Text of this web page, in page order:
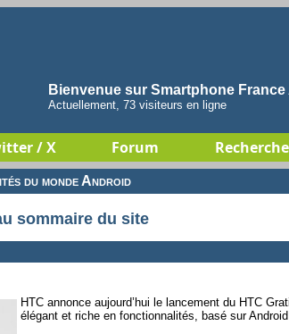
Bienvenue sur Smartphone
Actuellement, 73 visiteurs en ligne
/ X Forum Recherche
du monde Android
sommaire du site
HTC annonce aujourd’hui le lancement du HTC
élégant et riche en fonctionnalités, basé sur